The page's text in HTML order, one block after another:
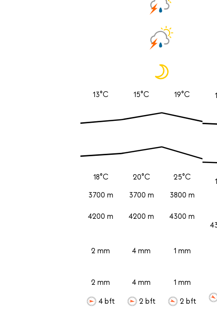
13°C
18°C
3700 m
4200 m
2 mm
2 mm
4 bft
15°C
20°C
3700 m
4200 m
4 mm
4 mm
2 bft
19°C
25°C
3800 m
4300 m
1 mm
1 mm
2 bft